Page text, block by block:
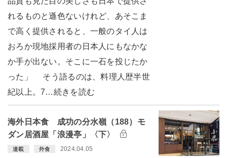
れるものと遜色ないけれど、あそこま
で高く提供されると、一般のタイ人は
おろか現地採用者の日本人にもなかな
か手が出ない。そこに一石を投じたか
った」 そう語るのは、料理人歴半世
紀以上。7…続きを読む
海外日本食 成功の分水嶺（188）モ
ダン居酒屋「浪漫亭」〈下〉
連載 外食 2024.04.05